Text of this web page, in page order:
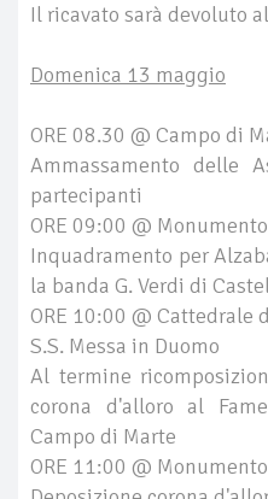
Il ricavato sarà devoluto
Domenica 13 maggio
ORE 08.30 @ Campo di
Ammassamento delle
partecipanti
ORE 09:00 @
Inquadramento per
la banda G. Verdi di
ORE 10:00 @ Cattedrale
S.S. Messa in Duomo
Al termine
corona d'alloro al
Campo di Marte
ORE 11:00 @